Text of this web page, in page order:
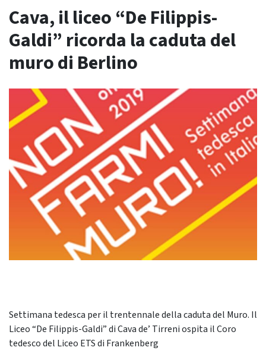
Cava, il liceo “De Filippis-
Galdi” ricorda la caduta del
muro di Berlino
Settimana tedesca per il trentennale della caduta del Muro. Il
Liceo “De Filippis-Galdi” di Cava de’ Tirreni ospita il Coro
tedesco del Liceo ETS di Frankenberg